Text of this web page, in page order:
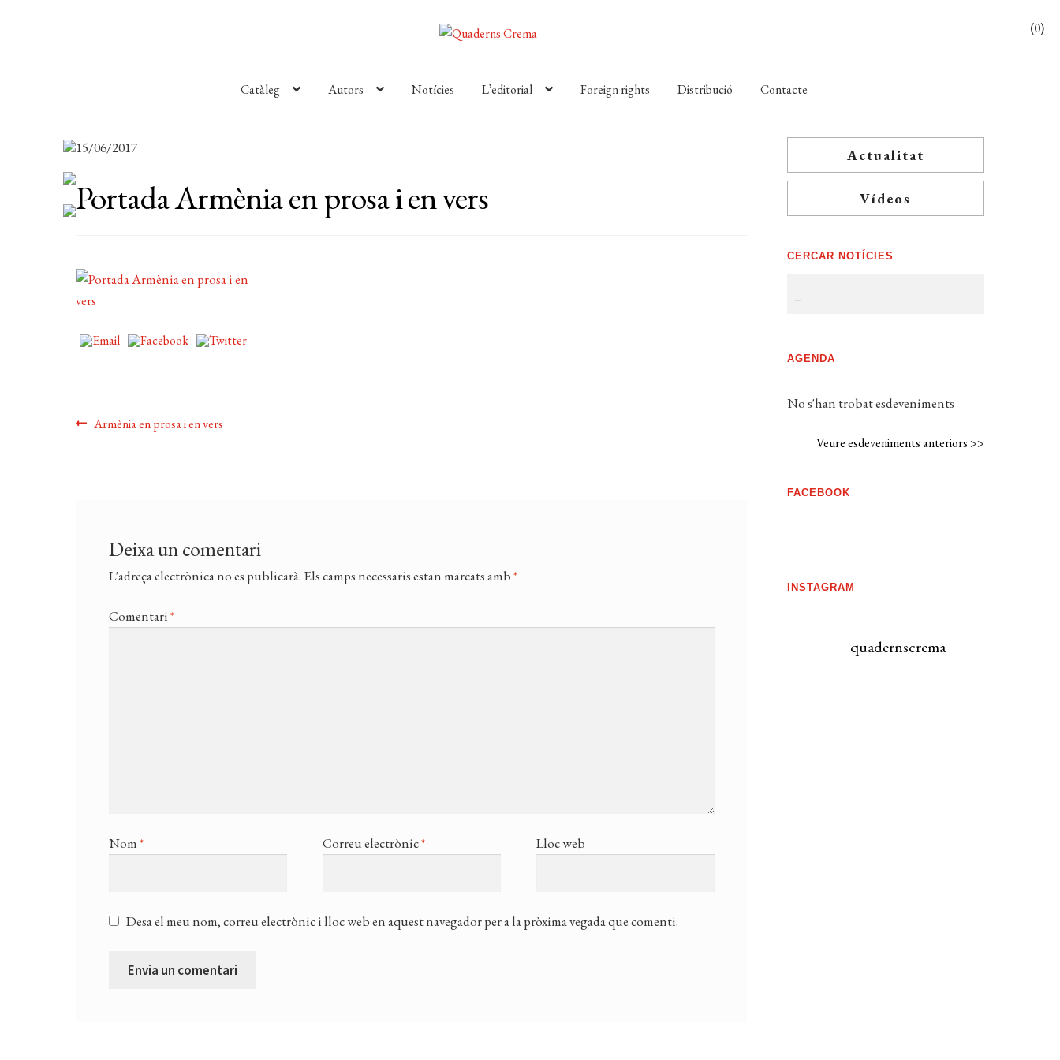
(0)
Catàleg Autors Notícies L’editorial Foreign rights Distribució Contacte
15/06/2017
Portada Armènia en prosa i en vers
Navegació
Entrada
Armènia en prosa i en vers
Deixa un comentari
L'adreça electrònica no es publicarà. Els camps necessaris estan marcats amb*
Comentari*
Nom* Correu electrònic* Lloc web
Desa el meu nom, correu electrònic i lloc web en aquest navegador per a la pròxima vegada que comenti.
Actualitat
Vídeos
CERCAR NOTÍCIES
AGENDA
No s'han trobat esdeveniments
Veure esdeveniments anteriors >>
FACEBOOK
INSTAGRAM
quadernscrema